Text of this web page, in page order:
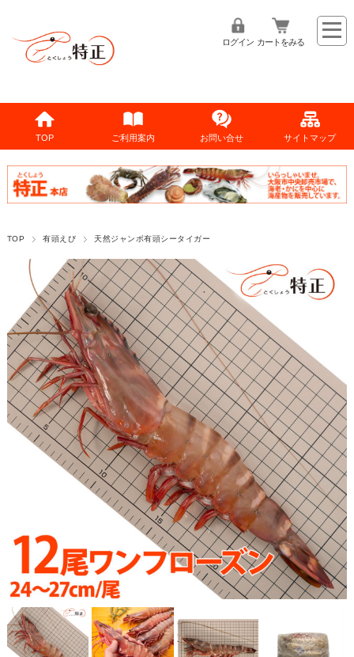
ログイン カートをみる
TOP ご利用案内 お問い合せ サイトマップ
TOP 有頭えび 天然ジャンボ有頭シータイガー